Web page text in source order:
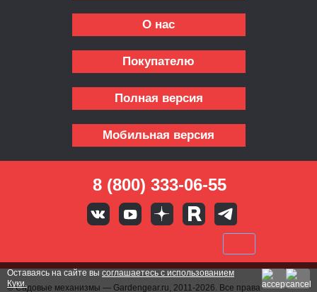
О нас
Покупателю
Полная версия
Мобильная версия
8 (800) 333-06-55
© Садовые механизмы — Gardengear.ru, 2011-2026. Все права
Оставаясь на сайте вы соглашаетесь с использованием
Куки.